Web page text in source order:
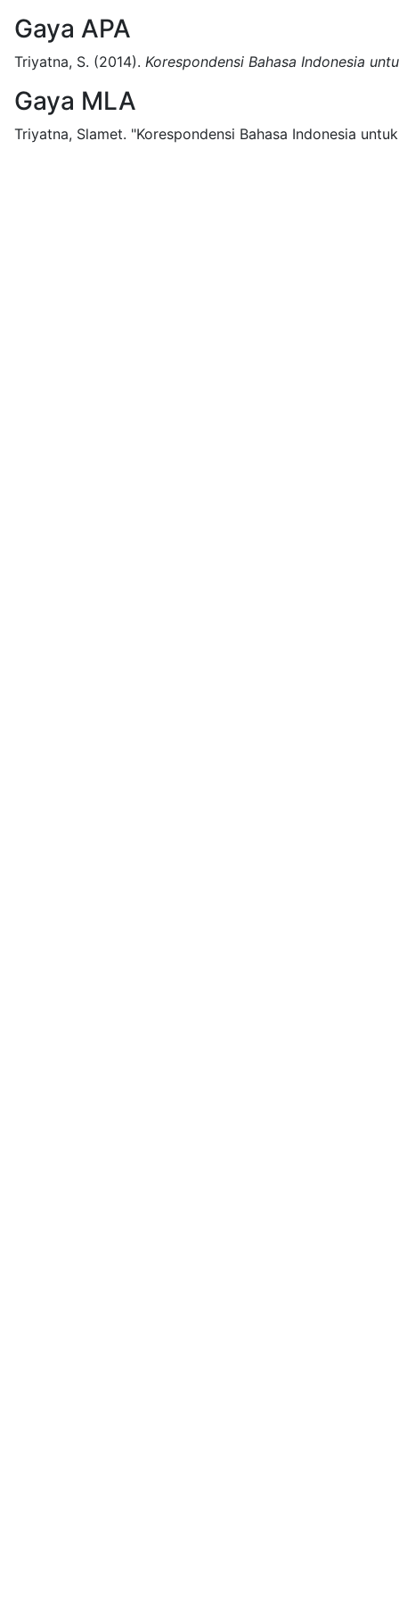
Gaya APA
Triyatna, S. (2014). Korespondensi Bahasa Indonesia
Gaya MLA
Triyatna, Slamet. "Korespondensi Bahasa Indonesia